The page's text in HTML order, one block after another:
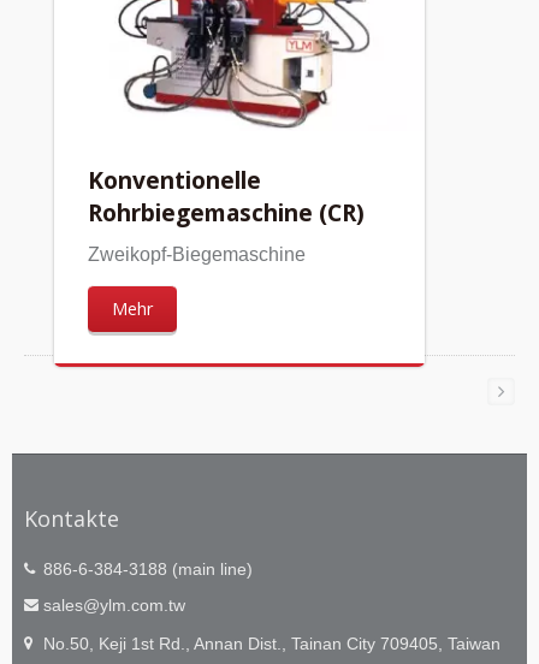
Konventionelle
Rohrbiegemaschine (CR)
Zweikopf-Biegemaschine
Mehr
Kontakte
886-6-384-3188 (main line)
sales@ylm.com.tw
No.50, Keji 1st Rd., Annan Dist., Tainan City 709405, Taiwan